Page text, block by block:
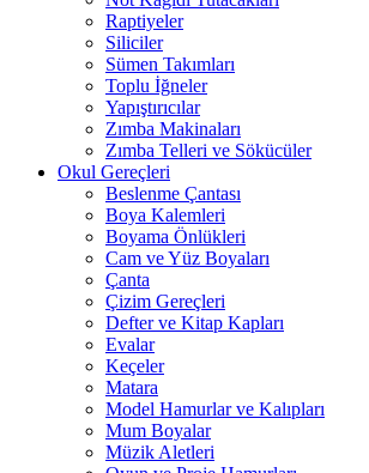
Raptiyeler
Siliciler
Sümen Takımları
Toplu İğneler
Yapıştırıcılar
Zımba Makinaları
Zımba Telleri ve Sökücüler
Okul Gereçleri
Beslenme Çantası
Boya Kalemleri
Boyama Önlükleri
Cam ve Yüz Boyaları
Çanta
Çizim Gereçleri
Defter ve Kitap Kapları
Evalar
Keçeler
Matara
Model Hamurlar ve Kalıpları
Mum Boyalar
Müzik Aletleri